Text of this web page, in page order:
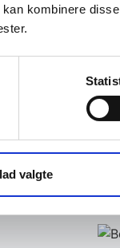
kombinere
valgte
30 år